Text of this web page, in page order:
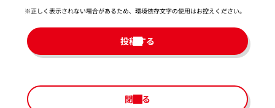
※正しく表示されない場合があるため、環境依存文字の使用はお控えください。​
投稿する
閉じる